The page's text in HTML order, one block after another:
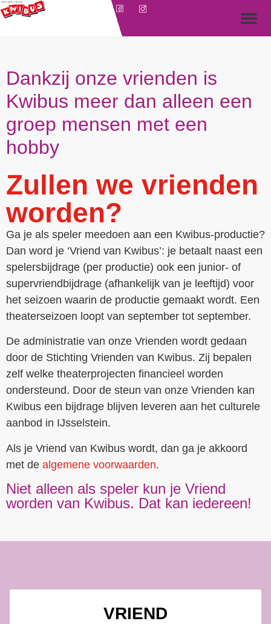
Dankzij onze vrienden is
Kwibus meer dan alleen een
groep mensen met een
hobby
Zullen we vrienden
worden?
Ga je als speler meedoen aan een Kwibus-productie?
Dan word je ‘Vriend van Kwibus’: je betaalt naast een
spelersbijdrage (per productie) ook een junior- of
supervriendbijdrage (afhankelijk van je leeftijd) voor
het seizoen waarin de productie gemaakt wordt. Een
theaterseizoen loopt van september tot september.
De administratie van onze Vrienden wordt gedaan
door de Stichting Vrienden van Kwibus. Zij bepalen
zelf welke theaterprojecten financieel worden
ondersteund. Door de steun van onze Vrienden kan
Kwibus een bijdrage blijven leveren aan het culturele
aanbod in IJsselstein.
Als je Vriend van Kwibus wordt, dan ga je akkoord
met de algemene voorwaarden.
Niet alleen als speler kun je Vriend
worden van Kwibus. Dat kan iedereen!
VRIEND